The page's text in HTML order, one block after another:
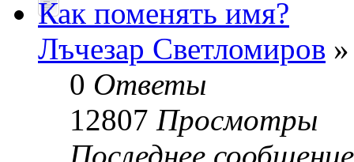
Как поменять имя?
Лъчезар Светломиров
0 Ответы
12807 Просмотры